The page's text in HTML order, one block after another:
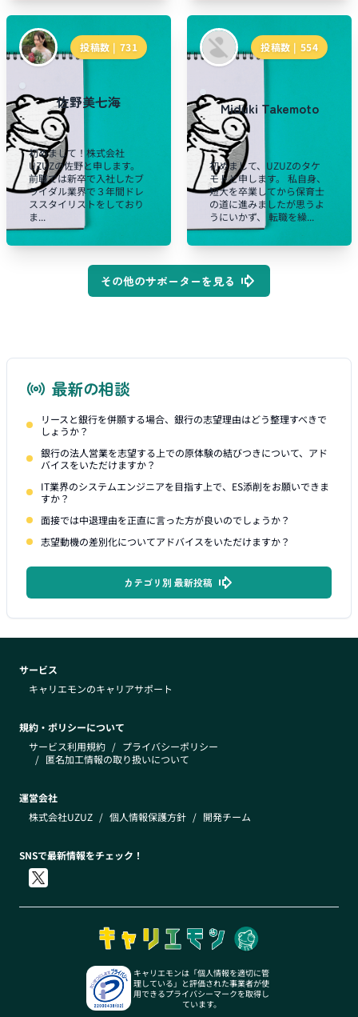
投稿数 | 731
佐野美七海
初めまして！株式会社
UZUZの佐野と申します。
前職では新卒で入社したブ
ライダル業界で３年間ドレ
ススタイリストをしており
ま...
投稿数 | 554
Miduki Takemoto
初めまして、UZUZのタケ
モトと申します。 私自身、
短大を卒業してから保育士
の道に進みましたが思うよ
うにいかず、 転職を繰...
その他のサポーターを見る
最新の相談
リースと銀行を併願する場合、銀行の志望理由はどう整理すべきで
しょうか？
銀行の法人営業を志望する上での原体験の結びつきについて、アド
バイスをいただけますか？
IT業界のシステムエンジニアを目指す上で、ES添削をお願いできま
すか？
面接では中退理由を正直に言った方が良いのでしょうか？
志望動機の差別化についてアドバイスをいただけますか？
カテゴリ別 最新投稿
サービス
キャリエモンのキャリアサポート
規約・ポリシーについて
サービス利用規約 / プライバシーポリシー
/ 匿名加工情報の取り扱いについて
運営会社
株式会社UZUZ / 個人情報保護方針 / 開発チーム
SNSで最新情報をチェック！
キャリエモンは「個人情報を適切に管
理している」と評価された事業者が使
用できるプライバシーマークを取得し
ています。